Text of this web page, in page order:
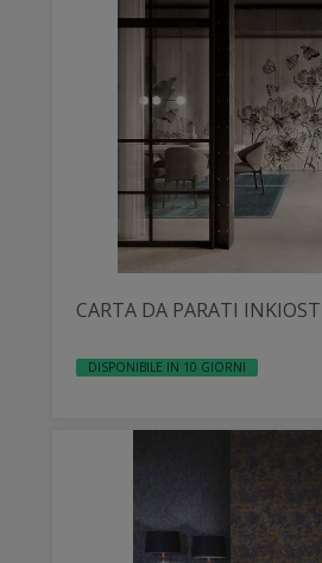
CARTA DA PARATI
DISPONIBILE IN 10 GIORNI